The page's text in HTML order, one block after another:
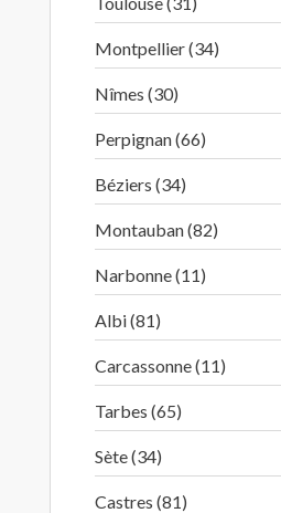
Montpellier (34)
Nîmes (30)
Perpignan (66)
Béziers (34)
Montauban (82)
Narbonne (11)
Albi (81)
Carcassonne (11)
Tarbes (65)
Sète (34)
Castres (81)